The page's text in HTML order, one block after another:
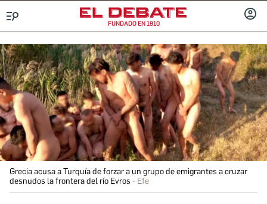
FUNDADO EN 1910
Grecia acusa a Turquía de forzar a un grupo de emigrantes a cruzar
desnudos la frontera del río Evros
Efe